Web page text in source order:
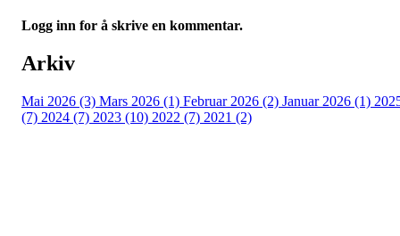
Logg inn for å skrive en kommentar.
Arkiv
Mai 2026 (3) Mars 2026 (1) Februar 2026 (2) Januar 2026 (1)
(7) 2024 (7) 2023 (10) 2022 (7) 2021 (2)